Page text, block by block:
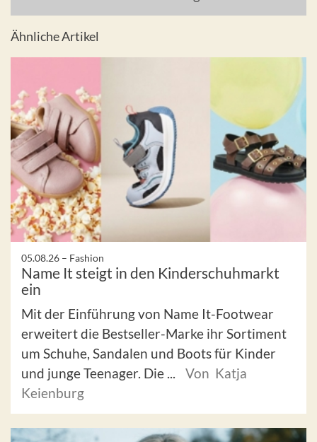
Ähnliche Artikel
05.08.26 – Fashion
Name It steigt in den Kinderschuhmarkt
ein
Mit der Einführung von Name It-Footwear
erweitert die Bestseller-Marke ihr Sortiment
um Schuhe, Sandalen und Boots für Kinder
und junge Teenager. Die ...
Von Katja
Keienburg